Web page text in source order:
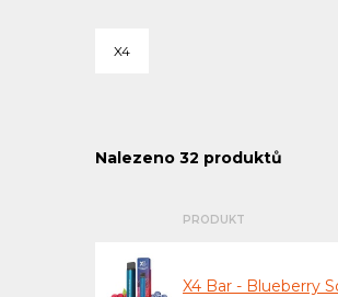
X4
Nalezeno 32 produktů
PRODUKT
X4 Bar - Blueberry